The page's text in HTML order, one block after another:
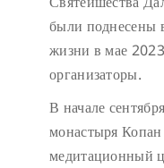
были поднесены
жизни в мае
организаторы.
В начале
монастыря
медитационный